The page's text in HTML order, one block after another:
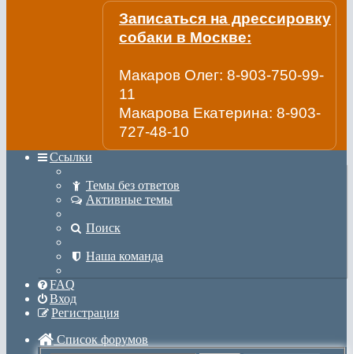
Записаться на дрессировку
собаки в Москве:
Макаров Олег: 8-903-750-99-
11
Макарова Екатерина: 8-903-
727-48-10
Ссылки
Темы без ответов
Активные темы
Поиск
Наша команда
FAQ
Вход
Регистрация
Список форумов